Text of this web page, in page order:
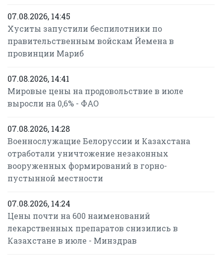
07.08.2026, 14:45
Хуситы запустили беспилотники по
правительственным войскам Йемена в
провинции Мариб
07.08.2026, 14:41
Мировые цены на продовольствие в июле
выросли на 0,6% - ФАО
07.08.2026, 14:28
Военнослужащие Белоруссии и Казахстана
отработали уничтожение незаконных
вооруженных формирований в горно-
пустынной местности
07.08.2026, 14:24
Цены почти на 600 наименований
лекарственных препаратов снизились в
Казахстане в июле - Минздрав